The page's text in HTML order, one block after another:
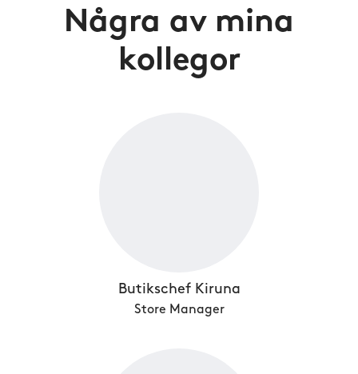
Några av mina
kollegor
Butikschef Kiruna
Store Manager